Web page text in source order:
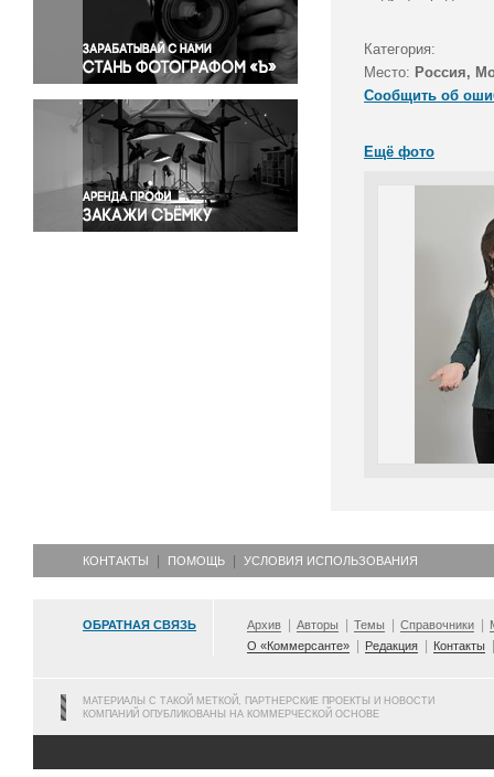
Правосудие
Происшествия и конфликты
Религия
Светская жизнь
Спорт
Экология
Экономика и бизнес
Категория:
Место: Россия,
Сообщить об
Ещё фото
КОНТАКТЫ ПОМОЩЬ УСЛОВИЯ ИСПОЛЬЗОВАНИЯ
ОБРАТНАЯ СВЯЗЬ Архив Авторы Темы Справочники
О «Коммерсанте»
Редакция Контакты
МАТЕРИАЛЫ С ТАКОЙ МЕТКОЙ, ПАРТНЕРСКИЕ ПРОЕКТЫ И НОВОСТИ
КОМПАНИЙ ОПУБЛИКОВАНЫ НА КОММЕРЧЕСКОЙ ОСНОВЕ